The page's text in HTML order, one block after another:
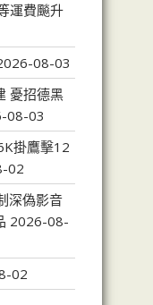
運費飈升
08-03
憂招德黑
08-03
掛鷹擊12
02
深偽影音
2026-08-
02